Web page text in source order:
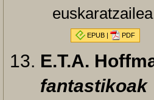
EPUB| PDF
E.T.A.
fantastikoak